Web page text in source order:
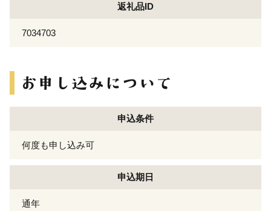
返礼品ID
7034703
申込条件
何度も申し込み可
申込期日
通年